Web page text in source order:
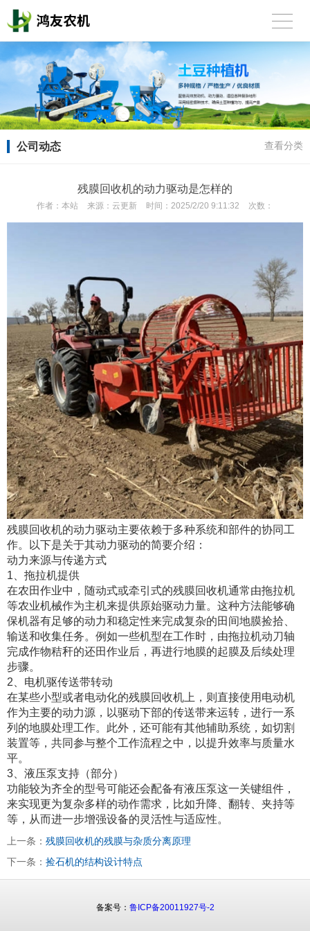
公司动态 查看分类
残膜回收机的动力驱动是怎样的
作者： 本站 来源： 云更新 时间： 2025/2/20 9:11:32 次数：
残膜回收机的动力驱动主要依赖于多种系统和部件的协同工
作。以下是关于其动力驱动的简要介绍：
动力来源与传递方式
1、拖拉机提供
在农田作业中，随动式或牵引式的残膜回收机通常由拖拉机
等农业机械作为主机来提供原始驱动力量。这种方法能够确
保机器有足够的动力和稳定性来完成复杂的田间地膜捡拾、
输送和收集任务。例如一些机型在工作时，由拖拉机动刀轴
完成作物秸秆的还田作业后，再进行地膜的起膜及后续处理
步骤。
2、电机驱传送带转动
在某些小型或者电动化的残膜回收机上，则直接使用电动机
作为主要的动力源，以驱动下部的传送带来运转，进行一系
列的地膜处理工作。此外，还可能有其他辅助系统，如切割
装置等，共同参与整个工作流程之中，以提升效率与质量水
平。
3、液压泵支持（部分）
功能较为齐全的型号可能还会配备有液压泵这一关键组件，
来实现更为复杂多样的动作需求，比如升降、翻转、夹持等
等，从而进一步增强设备的灵活性与适应性。
上一条： 残膜回收机的残膜与杂质分离原理
下一条： 捡石机的结构设计特点
备案号： 鲁ICP备20011927号-2